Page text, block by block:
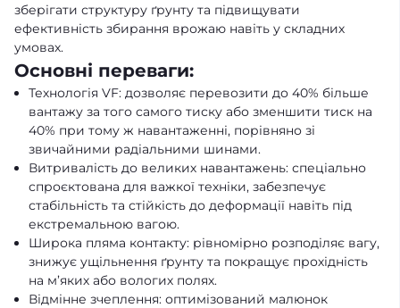
зберігати структуру ґрунту та підвищувати
ефективність збирання врожаю навіть у складних
умовах.
Основні переваги:
Технологія VF: дозволяє перевозити до 40% більше
вантажу за того самого тиску або зменшити тиск на
40% при тому ж навантаженні, порівняно зі
звичайними радіальними шинами.
Витривалість до великих навантажень: спеціально
спроєктована для важкої техніки, забезпечує
стабільність та стійкість до деформації навіть під
екстремальною вагою.
Широка пляма контакту: рівномірно розподіляє вагу,
знижує ущільнення ґрунту та покращує прохідність
на м’яких або вологих полях.
Відмінне зчеплення: оптимізований малюнок